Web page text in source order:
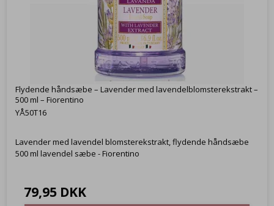
Flydende håndsæbe – Lavender med lavendelblomsterekstrakt –
500 ml – Fiorentino
YÅ50T16
Lavender med lavendel blomsterekstrakt, flydende håndsæbe
500 ml lavendel sæbe - Fiorentino
79,95 DKK